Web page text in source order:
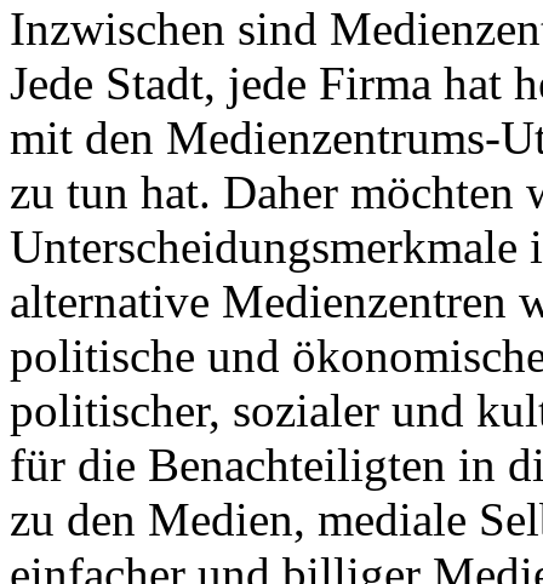
Inzwischen sind
Jede Stadt, jede Firma hat
mit den Medienzentrums-
zu tun hat. Daher möchten
alternative Medienzentren
politische und
politischer, sozialer und
für die Benachteiligten in
zu den Medien, mediale
einfacher und billiger